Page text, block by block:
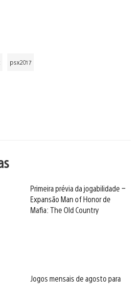
psx2017
Primeira prévia da jogabilidade –
Expansão Man of Honor de
Mafia: The Old Country
Jogos mensais de agosto para